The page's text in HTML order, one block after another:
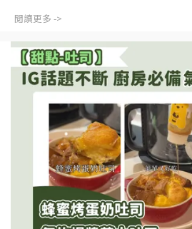
閱讀更多 ->